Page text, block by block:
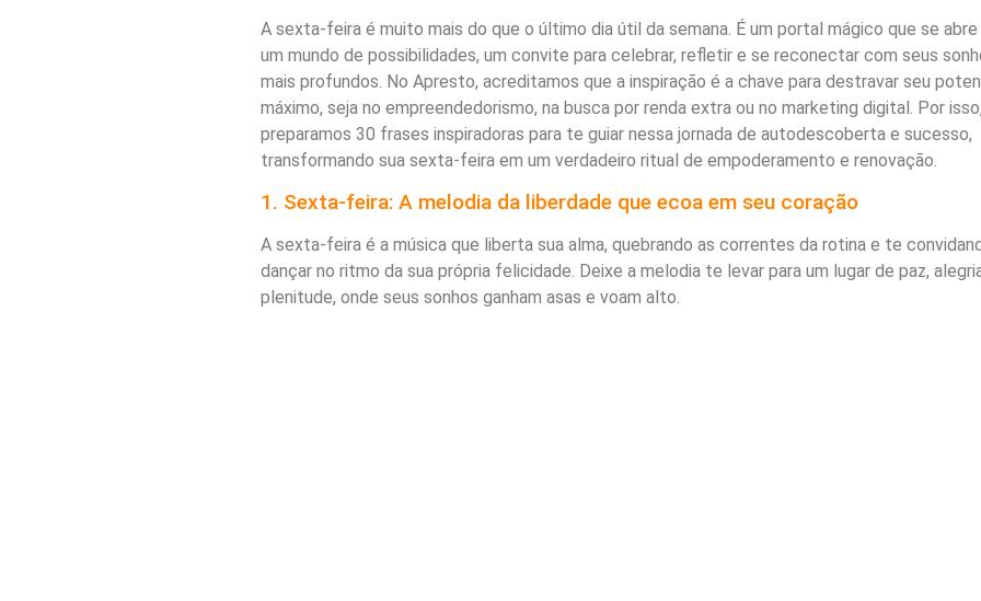
A sexta-feira é muito mais do que o último dia útil da semana. É um portal mágico que se abre
um mundo de possibilidades, um convite para celebrar, refletir e se reconectar com seus
mais profundos. No Apresto, acreditamos que a inspiração é a chave para destravar seu
máximo, seja no empreendedorismo, na busca por renda extra ou no marketing digital. Por
preparamos 30 frases inspiradoras para te guiar nessa jornada de autodescoberta e sucesso,
transformando sua sexta-feira em um verdadeiro ritual de empoderamento e renovação.
1. Sexta-feira: A melodia da liberdade que ecoa em seu coração
A sexta-feira é a música que liberta sua alma, quebrando as correntes da rotina e te
dançar no ritmo da sua própria felicidade. Deixe a melodia te levar para um lugar de paz,
plenitude, onde seus sonhos ganham asas e voam alto.